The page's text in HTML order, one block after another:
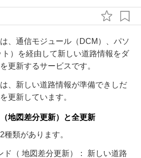
、通信モジュール（DCM）、パソ
）を経由して新しい道路情報をダ
更新するサービスです。
、新しい道路情報が準備できしだ
更新しています。
地図差分更新）と全更新
類があります。
ド（ 地図差分更新）： 新しい道路